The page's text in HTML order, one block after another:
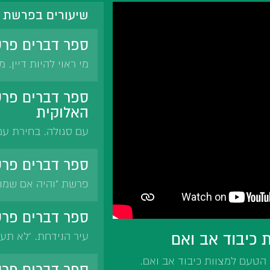
כיבוד אב ואם
הטעם למצוות כיבוד אב ואם.
שיעורים
ספר דברים
מי ראוי להיות
מגלים גם את רבו.
הלימוד ישירות
ספר דברים
האלוקית
עם סגולה. בחירת
בחירת אברהם.
אם נדע את גדולתנו
ספר דברים
פרשת "והיה אם
הרבים. שכר ועונש
ישראל. חיוב קיום
לך ציונים".
ספר דברים
עיר הנידחת. 'לא
נחום. הרב